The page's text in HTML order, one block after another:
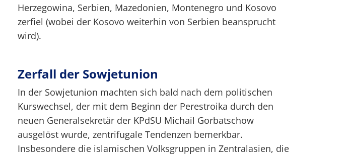
Herzegowina, Serbien, Mazedonien, Montenegro und Kosovo
zerfiel (wobei der Kosovo weiterhin von Serbien beansprucht
wird).
Zerfall der Sowjetunion
In der Sowjetunion machten sich bald nach dem politischen
Kurswechsel, der mit dem Beginn der Perestroika durch den
neuen Generalsekretär der KPdSU Michail Gorbatschow
ausgelöst wurde, zentrifugale Tendenzen bemerkbar.
Insbesondere die islamischen Volksgruppen in Zentralasien, die